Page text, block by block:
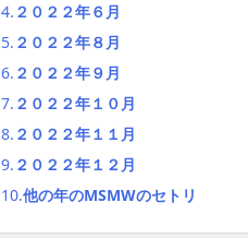
4. ２０２２年６月
5. ２０２２年８月
6. ２０２２年９月
7. ２０２２年１０月
8. ２０２２年１１月
9. ２０２２年１２月
10.他の年のMSMWのセトリ